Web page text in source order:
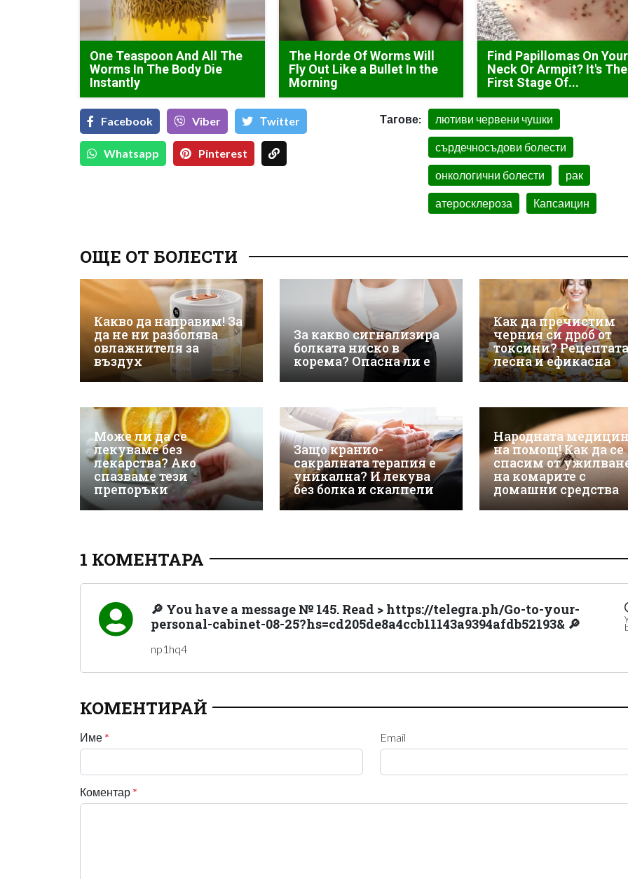
One Teaspoon And All The
Worms In The Body Die
Instantly
The Horde Of Worms Will
Fly Out Like a Bullet In the
Morning
Find Papillomas On Your
Neck Or Armpit? It's The
First Stage Of...
Facebook Viber Тwitter
Whatsapp Pinterest
Тагове: лютиви червени чушки
сърдечносъдови болести
онкологични болести рак
атеросклероза Капсаицин
ОЩЕ ОТ БОЛЕСТИ
Какво да направим! За
да не ни разболява
овлажнителя за
въздух
За какво сигнализира
болката ниско в
корема? Опасна ли е
Как да пречистим
черния си дроб от
токсини?
лесна и ефикасна
Може ли да се
лекуваме без
лекарства? Ако
спазваме тези
препоръки
Защо кранио-
сакралната терапия е
уникална? И лекува
без болка и скалпели
Народната
на помощ! Как да се
спасим от
на комарите с
домашни средства
1 КОМЕНТАРА
🔎 You have a message № 145. Read > https://telegra.ph/Go-to-your-
personal-cabinet-08-25?hs=cd205de8a4ccb11143a9394afdb52193& 🔎
np1hq4
КОМЕНТИРАЙ
Име * Email
Коментар *